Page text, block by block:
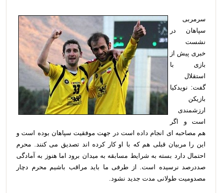
سرمربی
سپاهان در
نشست
خبری پیش از
بازی با
استقلال
گفت: نویدکیا
بازیکن
ارزشمندی
است و اگر
هم مصاحبه ای انجام داده است در جهت موفقیت سپاهان بوده است و
این را مربیان قبلی هم که با او کار کرده اند تصدیق می کنند. محرم
احتمال دارد بسته به شرایط مسابقه به میدان برود اما هنوز به آمادگی
صددرصد نرسیده است. از طرفی ما باید مراقب باشیم محرم دچار
مصدومیت طولانی مدت جدید نشود.